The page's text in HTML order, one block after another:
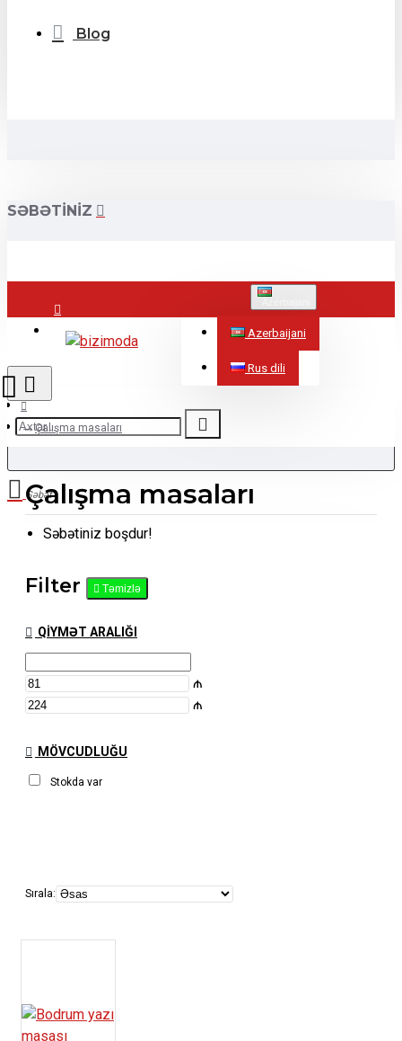
Blog
SƏBƏTINIZ
Azerbaijani
Rus dili
Səbət
Səbətiniz boşdur!
Çalışma masaları
Çalışma masaları
Filter Təmizlə
QIYMƏT ARALIĞI
₼
₼
MÖVCUDLUĞU
Stokda var
Sırala: